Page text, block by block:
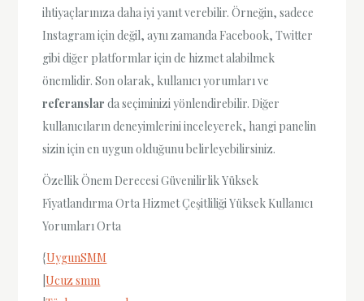
ihtiyaçlarınıza daha iyi yanıt verebilir. Örneğin, sadece
Instagram için değil, aynı zamanda Facebook, Twitter
gibi diğer platformlar için de hizmet alabilmek
önemlidir. Son olarak, kullanıcı yorumları ve
referanslar da seçiminizi yönlendirebilir. Diğer
kullanıcıların deneyimlerini inceleyerek, hangi panelin
sizin için en uygun olduğunu belirleyebilirsiniz.
Özellik Önem Derecesi Güvenilirlik Yüksek
Fiyatlandırma Orta Hizmet Çeşitliliği Yüksek Kullanıcı
Yorumları Orta
{UygunSMM
|Ucuz smm